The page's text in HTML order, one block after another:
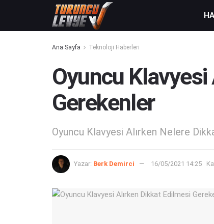
Ana Sayfa Teknoloji Haberleri
Oyuncu
Gerekenler
Oyuncu Klavyesi Alırken Nelere
Yazar: Berk Demirci 16/05/2021 14:25